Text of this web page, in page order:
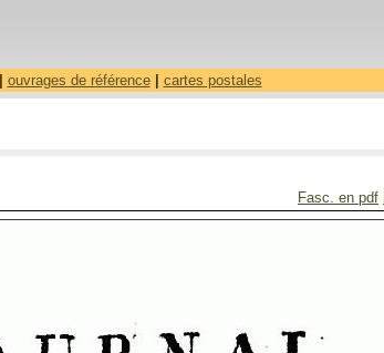
ouvrages de référence| cartes postales
Fasc. en pdf